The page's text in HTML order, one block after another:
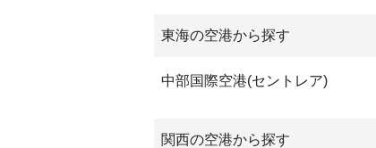
東海の空港から探す
中部国際空港(セントレア)
関西の空港から探す